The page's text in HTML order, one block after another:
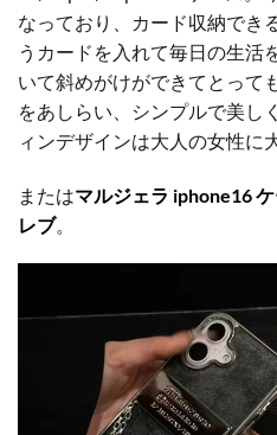
なっており、カード収納でき
うカードを入れて毎日の生活
いて斜めがけができてとって
をあしらい、シンプルで美し
ィンデザインは大人の女性に
またはマルジェラ iphone16
レブ。